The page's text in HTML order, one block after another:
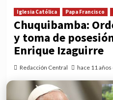
Iglesia Católica Papa Francisco
Chuquibamba:
y toma de
Enrique Izaguirre
Redacción Central hace 11